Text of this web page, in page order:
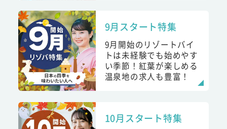
9月スタート特集
9月開始のリゾートバイ
トは未経験でも始めやす
い季節！紅葉が楽しめる
温泉地の求人も豊富！
10月スタート特集